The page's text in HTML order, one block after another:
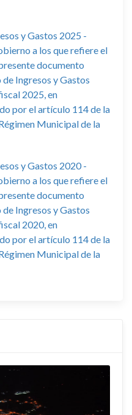
y Gastos 2025 -
a los que refiere el
documento
Ingresos y Gastos
2025, en
por el artículo 114 de la
Municipal de la
y Gastos 2020 -
a los que refiere el
documento
Ingresos y Gastos
2020, en
por el artículo 114 de la
Municipal de la